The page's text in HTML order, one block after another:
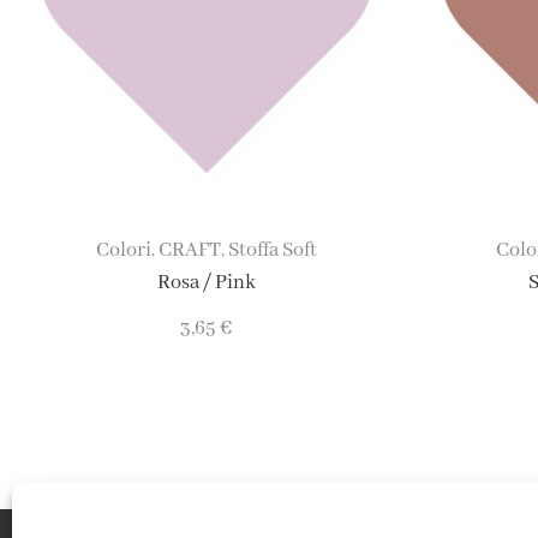
Colori, CRAFT, Stoffa Soft
Rosa / Pink
3,65€